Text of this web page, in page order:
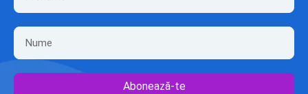
Abonează-te